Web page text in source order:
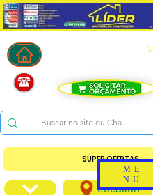
SUPER OFERTAS
Location
ME
NU